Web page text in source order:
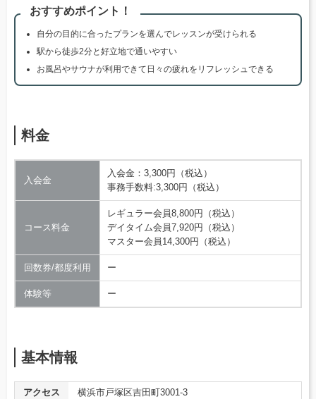
おすすめポイント！
自分の目的に合ったプランを選んでレッスンが受けられる
駅から徒歩2分と好立地で通いやすい
お風呂やサウナが利用できて日々の疲れをリフレッシュできる
料金
入会金
入会金：3,300円（税込）
事務手数料:3,300円（税込）
コース料金
レギュラー会員8,800円（税込）
デイタイム会員7,920円（税込）
マスター会員14,300円（税込）
回数券/都度利用 ー
体験等 ー
基本情報
アクセス
横浜市戸塚区吉田町3001-3